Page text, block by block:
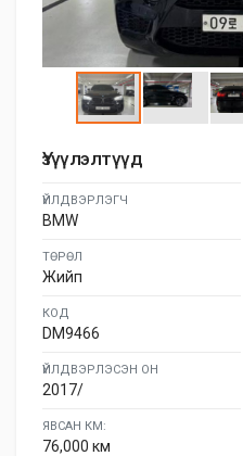
Үзүүлэлтүүд
ҮЙЛДВЭРЛЭГЧ
BMW
ТӨРӨЛ
Жийп
КОД
DM9466
ҮЙЛДВЭРЛЭСЭН ОН
2017/
ЯВСАН КМ:
76,000 км